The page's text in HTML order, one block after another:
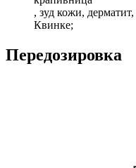
, зуд кожи,
Квинке;
Передозировка